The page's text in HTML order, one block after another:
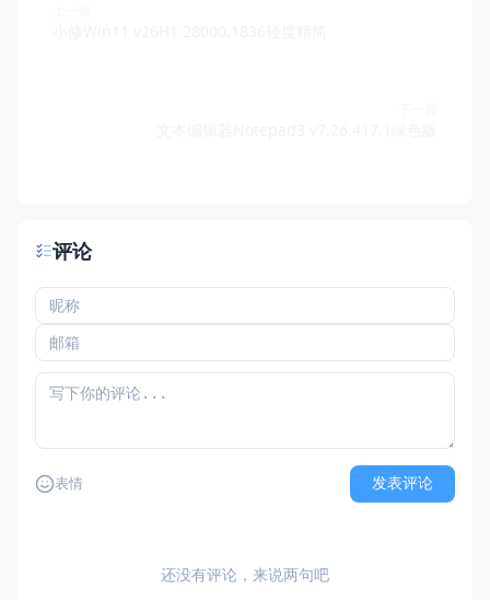
评论
表情 发表评论
还没有评论，来说两句吧